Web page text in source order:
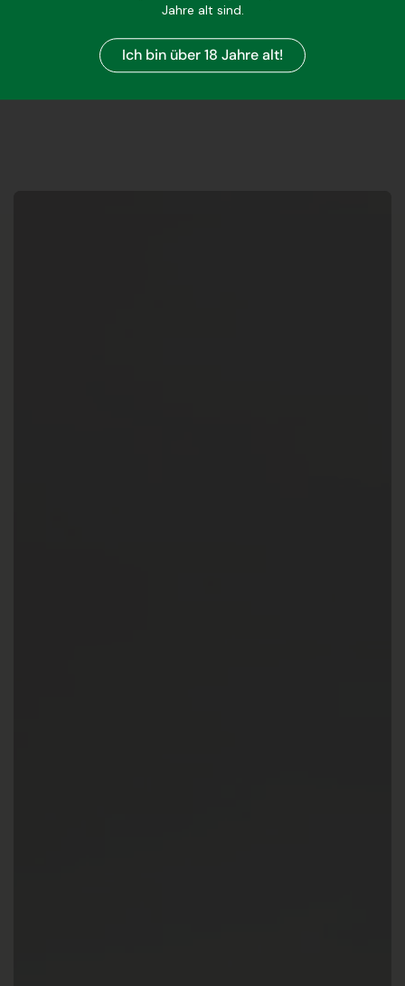
Charles Philpponnat
Jahre alt sind.
Ich bin über 18 Jahre alt!